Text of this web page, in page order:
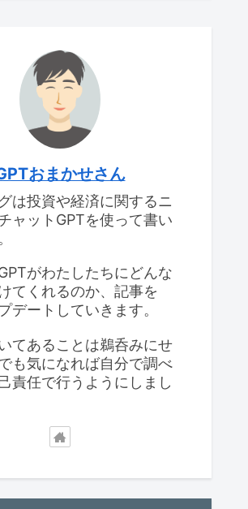
おまかせさん
は投資や経済に関するニ
ャットGPTを使って書い
がわたしたちにどんな
てくれるのか、記事を
デートしていきます。
てあることは鵜呑みにせ
も気になれば自分で調べ
責任で行うようにしまし